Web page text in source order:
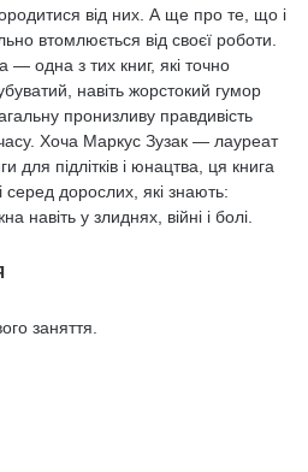
від них. А ще про те, що і
втомлюється від своєї роботи.
— одна з тих книг, які точно
навіть жорстокий гумор
пронизливу правдивість
Хоча Маркус Зузак — лауреат
для підлітків і юнацтва, ця книга
серед дорослих, які знають:
навіть у злиднях, війні і болі.
заняття.